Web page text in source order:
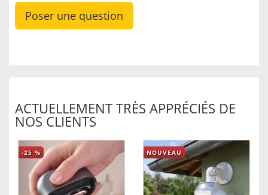
Poser une question
ACTUELLEMENT TRÈS APPRÉCIÉS DE
NOS CLIENTS
-25% NOUVEAU